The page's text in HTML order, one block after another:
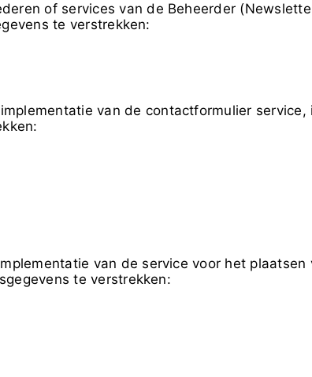
of services van de Beheerder
te verstrekken:
van de contactformulier service,
van de service voor het plaatsen
te verstrekken: